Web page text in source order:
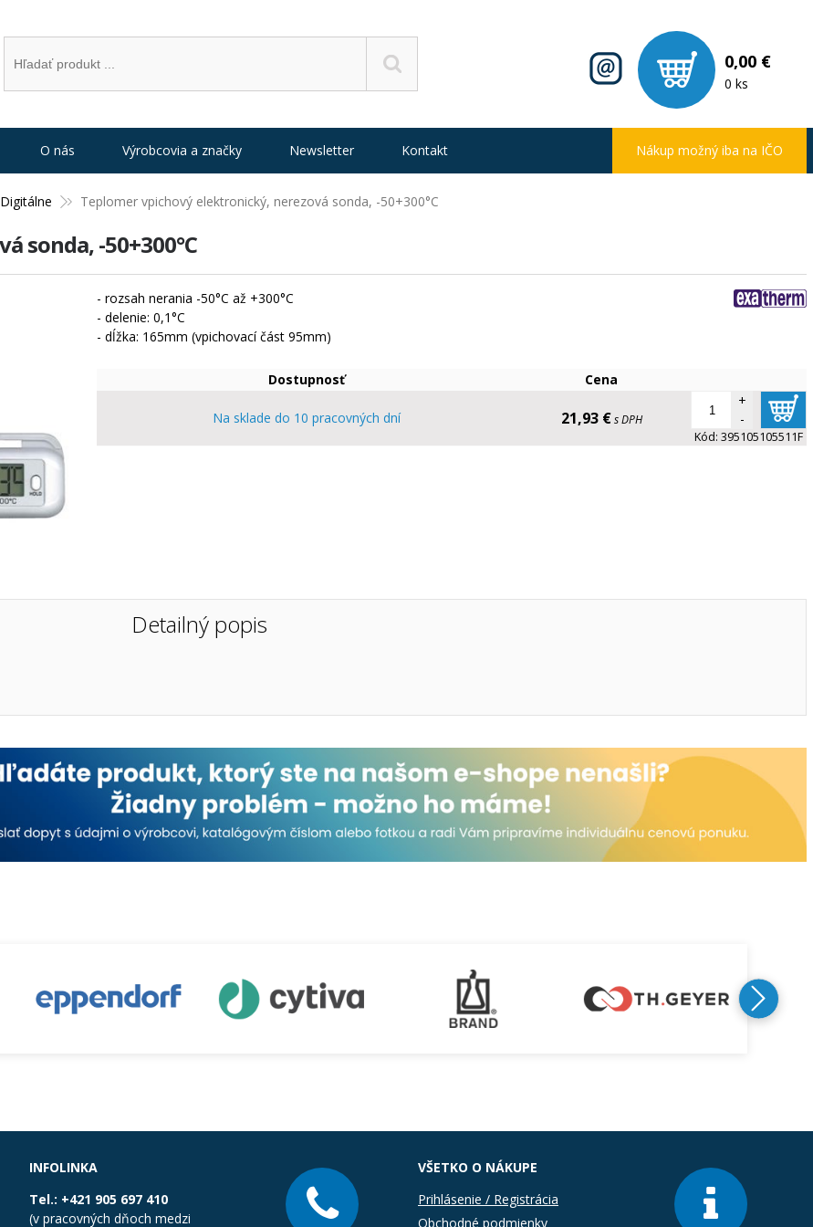
0,00 €
0 ks
Digitálne Teplomer vpichový elektronický, nerezová sonda, -50+300°C
sonda, -50+300°C
- rozsah nerania -50°C až +300°C
- delenie: 0,1°C
- dĺžka: 165mm (vpichovací část 95mm)
Dostupnosť Cena
Na sklade do 10 pracovných dní 21,93 € s DPH
+
-
Kód: 395105105511F
Detailný popis
O nás Výrobcovia a značky Newsletter Kontakt Nákup možný iba na IČO
INFOLINKA
Tel.: +421 905 697 410
(v pracovných dňoch medzi
VŠETKO O NÁKUPE
Prihlásenie / Registrácia
Obchodné podmienky